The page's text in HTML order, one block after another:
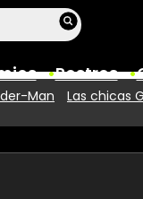
Rostros
Man Las chicas